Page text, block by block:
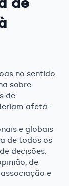
no sentido
sobre
de
afetá-
e globais
de todos os
decisões.
de
e